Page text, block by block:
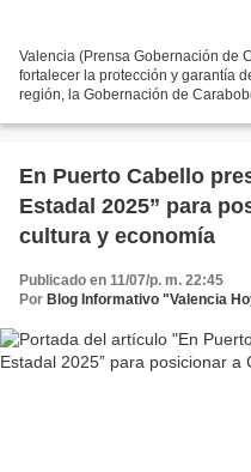
Valencia (Prensa Gobernación de
fortalecer la protección y garantía
región, la Gobernación de
En Puerto Cabello
Estadal 2025” para
cultura y economía
Publicado en 11/07/p. m. 22:45
Por Blog Informativo "Valencia